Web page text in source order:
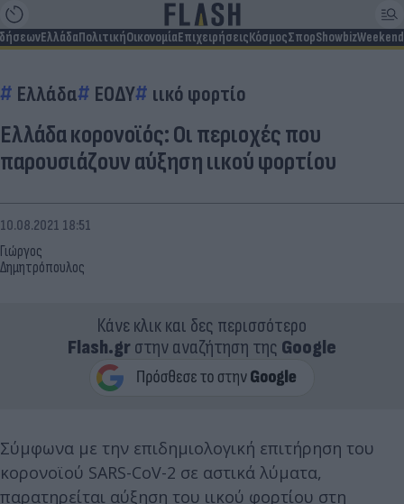
ΕλλάδαΠολιτικήΟικονομίαΕπιχειρήσειςΚόσμοςΣπορShowbizWeekend
Ελλάδα ΕΟΔΥ ιικό φορτίο
Ελλάδα κορονοϊός: Οι περιοχές που
παρουσιάζουν αύξηση ιικού φορτίου
Γιώργος
Δημητρόπουλος
10.08.2021 18:51
Κάνε κλικ και δες περισσότερο
Flash.grστην αναζήτηση της Google
Σύμφωνα με την επιδημιολογική επιτήρηση του
κορονoϊού SARS-CoV-2 σε αστικά λύματα,
παρατηρείται αύξηση του ιικού φορτίου στη